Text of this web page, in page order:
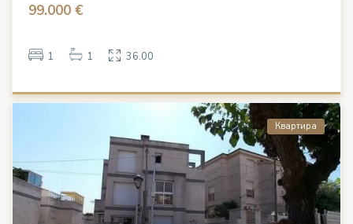
99.000 €
1 1 36.00
Квартира